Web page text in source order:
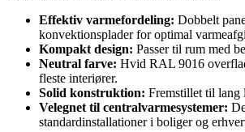
Effektiv varmefordeling: Dobbelt
konvektionsplader for optimal
Kompakt design: Passer til rum med
Neutral farve: Hvid RAL 9016
fleste interiører.
Solid konstruktion: Fremstillet til lang
Velegnet til centralvarmesystemer:
standardinstallationer i boliger og